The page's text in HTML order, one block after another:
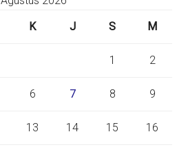
K J S M
1 2
6 7 8 9
13 14 15 16